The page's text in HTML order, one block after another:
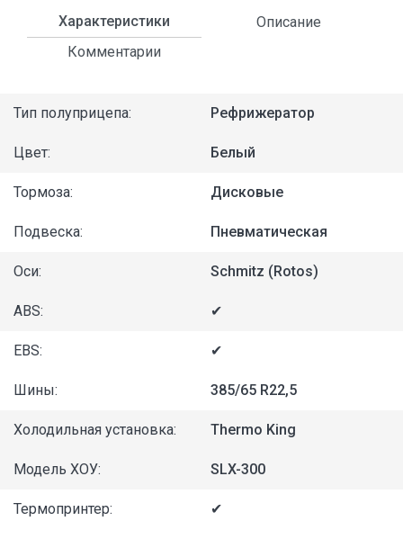
Характеристики
Описание
Комментарии
Тип полуприцепа: Рефрижератор
Цвет: Белый
Тормоза: Дисковые
Подвеска: Пневматическая
Оси: Schmitz (Rotos)
ABS: ✔
EBS: ✔
Шины: 385/65 R22,5
Холодильная установка: Thermo King
Модель ХОУ: SLX-300
Термопринтер: ✔